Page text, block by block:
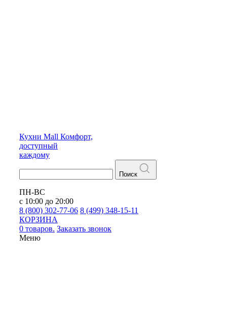
Кухни Mall Комфорт,
доступный
каждому
Поиск
ПН-ВС
с 10:00 до 20:00
8 (800) 302-77-06 8 (499) 348-15-11
КОРЗИНА
0 товаров. Заказать звонок
Меню